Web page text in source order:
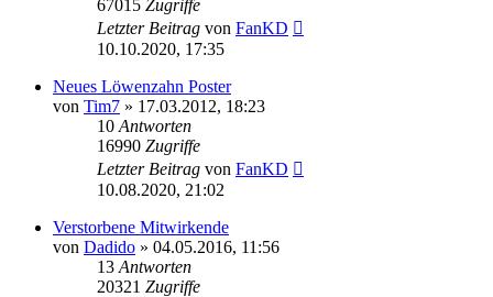
67015 Zugriffe
Letzter Beitrag von FanKD
10.10.2020, 17:35
Neues Löwenzahn Poster
von Tim7 » 17.03.2012, 18:23
10 Antworten
16990 Zugriffe
Letzter Beitrag von FanKD
10.08.2020, 21:02
Verstorbene Mitwirkende
von Dadido » 04.05.2016, 11:56
13 Antworten
20321 Zugriffe